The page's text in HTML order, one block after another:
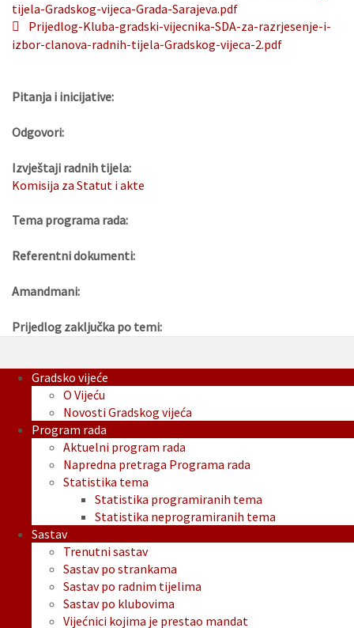
tijela-Gradskog-vijeca-Grada-Sarajeva.pdf
Prijedlog-Kluba-gradski-vijecnika-SDA-za-razrjesenje-i-
izbor-clanova-radnih-tijela-Gradskog-vijeca-2.pdf
Pitanja i inicijative:
Odgovori:
Izvještaji radnih tijela:
Komisija za Statut i akte
Tema programa rada:
Referentni dokumenti:
Amandmani:
Prijedlog zaključka po temi:
Gradsko vijeće
O Vijeću
Novosti Gradskog vijeća
Program rada
Aktuelni program rada
Napredna pretraga Programa rada
Statistika tema
Statistika programiranih tema
Statistika neprogramiranih tema
Sastav
Trenutni sastav
Sastav po strankama
Sastav po radnim tijelima
Sastav po klubovima
Vijećnici kojima je prestao mandat